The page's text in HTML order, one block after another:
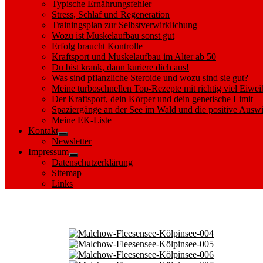
Typische Ernährungsfehler
Stress, Schlaf und Regeneration
Trainingsplan zur Selbstverwirklichung
Wozu ist Muskelaufbau sonst gut
Erfolg braucht Kontrolle
Kraftsport und Muskelaufbau im Alter ab 50
Du bist krank, dann kuriere dich aus!
Was sind pflanzliche Steroide und wozu sind sie gut?
Meine turboschnellen Top-Rezepte mit richtig viel
Der Kraftsport, dein Körper und dein genetische Limit
Spaziergänge an der See im Wald und die positive
Meine EK-Liste
Kontakt
Show
sub
menu
Newsletter
Impressum
Show
sub
menu
Datenschutzerklärung
Sitemap
Links